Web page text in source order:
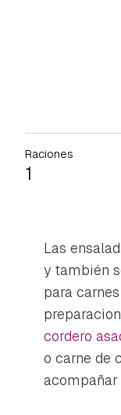
Raciones
1
Las
y también
para
cordero
o carne de
acompañar